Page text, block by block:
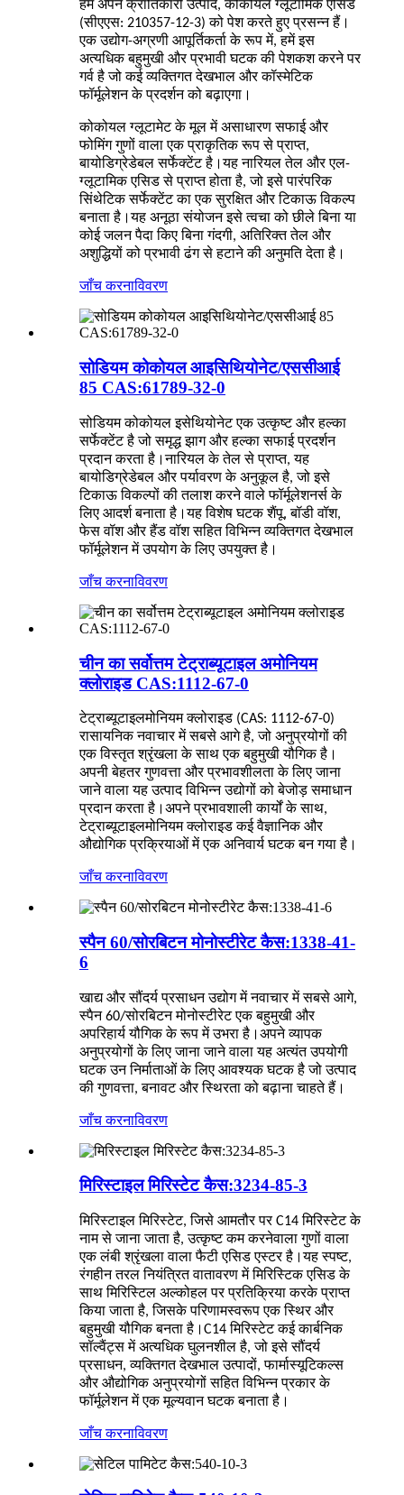
हम अपने क्रांतिकारी उत्पाद, कोकोयल ग्लूटामिक एसिड
(सीएएस: 210357-12-3) को पेश करते हुए प्रसन्न हैं।
एक उद्योग-अग्रणी आपूर्तिकर्ता के रूप में, हमें इस
अत्यधिक बहुमुखी और प्रभावी घटक की पेशकश करने पर
गर्व है जो कई व्यक्तिगत देखभाल और कॉस्मेटिक
फॉर्मूलेशन के प्रदर्शन को बढ़ाएगा।
कोकोयल ग्लूटामेट के मूल में असाधारण सफाई और
फोमिंग गुणों वाला एक प्राकृतिक रूप से प्राप्त,
बायोडिग्रेडेबल सर्फेक्टेंट है।यह नारियल तेल और एल-
ग्लूटामिक एसिड से प्राप्त होता है, जो इसे पारंपरिक
सिंथेटिक सर्फेक्टेंट का एक सुरक्षित और टिकाऊ विकल्प
बनाता है।यह अनूठा संयोजन इसे त्वचा को छीले बिना या
कोई जलन पैदा किए बिना गंदगी, अतिरिक्त तेल और
अशुद्धियों को प्रभावी ढंग से हटाने की अनुमति देता है।
जाँच करनाविवरण
सोडियम कोकोयल आइसिथियोनेट/एससीआई
85 CAS:61789-32-0
सोडियम कोकोयल इसेथियोनेट एक उत्कृष्ट और हल्का
सर्फेक्टेंट है जो समृद्ध झाग और हल्का सफाई प्रदर्शन
प्रदान करता है।नारियल के तेल से प्राप्त, यह
बायोडिग्रेडेबल और पर्यावरण के अनुकूल है, जो इसे
टिकाऊ विकल्पों की तलाश करने वाले फॉर्मूलेशनर्स के
लिए आदर्श बनाता है।यह विशेष घटक शैंपू, बॉडी वॉश,
फेस वॉश और हैंड वॉश सहित विभिन्न व्यक्तिगत देखभाल
फॉर्मूलेशन में उपयोग के लिए उपयुक्त है।
जाँच करनाविवरण
चीन का सर्वोत्तम टेट्राब्यूटाइल अमोनियम
क्लोराइड CAS:1112-67-0
टेट्राब्यूटाइलमोनियम क्लोराइड (CAS: 1112-67-0)
रासायनिक नवाचार में सबसे आगे है, जो अनुप्रयोगों की
एक विस्तृत श्रृंखला के साथ एक बहुमुखी यौगिक है।
अपनी बेहतर गुणवत्ता और प्रभावशीलता के लिए जाना
जाने वाला यह उत्पाद विभिन्न उद्योगों को बेजोड़ समाधान
प्रदान करता है।अपने प्रभावशाली कार्यों के साथ,
टेट्राब्यूटाइलमोनियम क्लोराइड कई वैज्ञानिक और
औद्योगिक प्रक्रियाओं में एक अनिवार्य घटक बन गया है।
जाँच करनाविवरण
स्पैन 60/सोरबिटन मोनोस्टीरेट कैस:1338-41-
6
खाद्य और सौंदर्य प्रसाधन उद्योग में नवाचार में सबसे आगे,
स्पैन 60/सोरबिटन मोनोस्टीरेट एक बहुमुखी और
अपरिहार्य यौगिक के रूप में उभरा है।अपने व्यापक
अनुप्रयोगों के लिए जाना जाने वाला यह अत्यंत उपयोगी
घटक उन निर्माताओं के लिए आवश्यक घटक है जो उत्पाद
की गुणवत्ता, बनावट और स्थिरता को बढ़ाना चाहते हैं।
जाँच करनाविवरण
मिरिस्टाइल मिरिस्टेट कैस:3234-85-3
मिरिस्टाइल मिरिस्टेट, जिसे आमतौर पर C14 मिरिस्टेट के
नाम से जाना जाता है, उत्कृष्ट कम करनेवाला गुणों वाला
एक लंबी श्रृंखला वाला फैटी एसिड एस्टर है।यह स्पष्ट,
रंगहीन तरल नियंत्रित वातावरण में मिरिस्टिक एसिड के
साथ मिरिस्टिल अल्कोहल पर प्रतिक्रिया करके प्राप्त
किया जाता है, जिसके परिणामस्वरूप एक स्थिर और
बहुमुखी यौगिक बनता है।C14 मिरिस्टेट कई कार्बनिक
सॉल्वैंट्स में अत्यधिक घुलनशील है, जो इसे सौंदर्य
प्रसाधन, व्यक्तिगत देखभाल उत्पादों, फार्मास्यूटिकल्स
और औद्योगिक अनुप्रयोगों सहित विभिन्न प्रकार के
फॉर्मूलेशन में एक मूल्यवान घटक बनाता है।
जाँच करनाविवरण